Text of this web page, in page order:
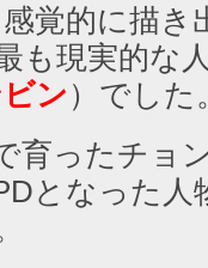
覚的に描
も現実的な
ン ）でした
育ったチョ
となった人